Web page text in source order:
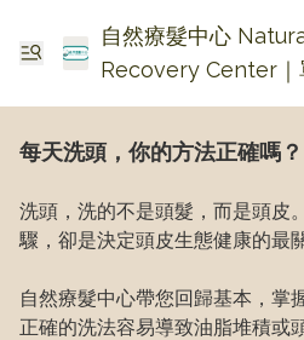
自然療髮中心
Recovery Center｜
費生髮・頭皮頭瘡護
每天洗頭，你的方法正確嗎？
洗頭，洗的不是頭髮，而是頭皮
驟，卻是決定頭皮生態健康的最
自然療髮中心帶您回歸基本，掌
正確的洗法容易導致油脂堆積或